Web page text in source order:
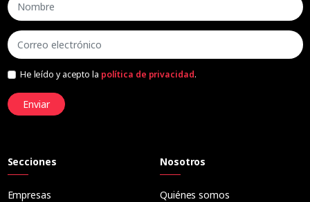
He leído y acepto la política de privacidad.
Enviar
Secciones
Empresas
Nosotros
Quiénes somos